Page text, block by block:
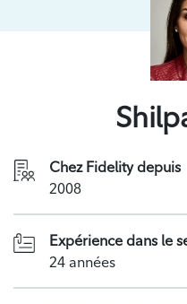
Chez Fidelity depuis
2008
Expérience dans le
24 années